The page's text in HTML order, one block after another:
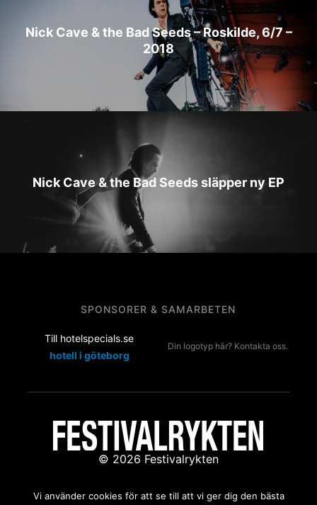
Nick Cave & the Bad Seeds – Roskilde, 6/7 –
2018
Nick Cave & the Bad Seeds släpper ny EP
SPONSORER & SAMARBETEN
Till hotelspecials.se
hotell i göteborg
Din logotyp här? Kontakta oss.
© 2026 Festivalrykten
Kontakta oss:redaktion@festivalrykten.se
Vi använder cookies för att se till att vi ger dig den bästa